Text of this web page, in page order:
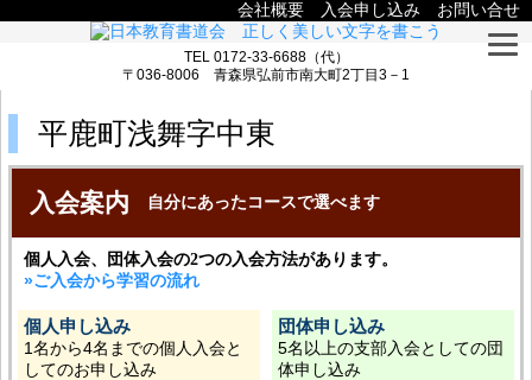
会社概要 入会申し込み お問い合せ
TEL 0172-33-6688（代）
〒036-8006 青森県弘前市南大町2丁目3－1
平鹿町浅舞字中東
入会案内 自分にあったコースで選べます
個人入会、団体入会の2つの入会方法があります。
»ご入会から学習の流れ
個人申し込み
1名から4名までの個人入会と
してのお申し込み
団体申し込み
5名以上の支部入会としての団
体申し込み